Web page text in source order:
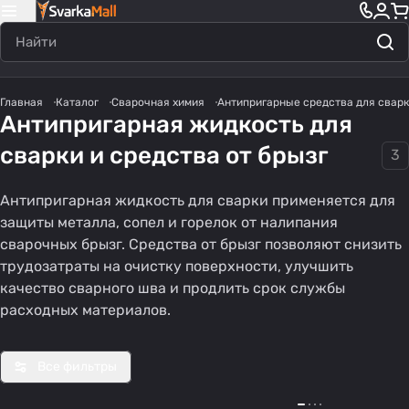
Главная Каталог Сварочная химия Антипригарные средства для
Антипригарная жидкость для
сварки и средства от брызг
3
Антипригарная жидкость для сварки применяется для
защиты металла, сопел и горелок от налипания
сварочных брызг. Средства от брызг позволяют снизить
трудозатраты на очистку поверхности, улучшить
качество сварного шва и продлить срок службы
расходных материалов.